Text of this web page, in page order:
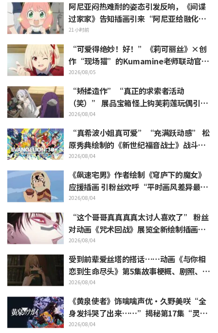
阿尼亚闷热难耐的姿态引发反响，《间谍
过家家》告知插画引来“阿尼亚给融化
了”
21小时前
“可爱得绝妙！好！”《莉可丽丝》×创
作“现场猫”的Kumamine老师联动官宣
引发“好！”反响不断
2026/08/05
“矫揉造作”“真正的求索者活动
（笑）” 展品宝箱怪上钩芙莉莲玩偶引吐
槽如潮《葬送的芙莉莲》
2026/08/04
“真希波小姐真可爱”“充满跃动感” 松
原秀典绘制的《新世纪福音战士》战斗服
姿态三人美丽手稿公开引热议
2026/08/04
《飙速宅男》作者绘制《穹庐下的魔女》
应援插画 引粉丝欢呼“平时画风差异最大
的人画出来原来是这样”
2026/08/04
“这个哥哥真真真真太讨人喜欢了” 粉丝
对动画《咒术回战》展览全新绘制插画中
逼近虎杖悠仁的胀相感到狂喜
2026/08/04
受到前辈爱丝塔的搭话……动画《与你相
恋到生命尽头》第5集故事梗概、剧照、W
EB预告、剧集海报公开
2026/08/04
《黄泉使者》饰噙噙声优·久野美咲“全
身发抖哭了出来……”揭秘第17集“灵魂
名演”的幕后
2026/08/04